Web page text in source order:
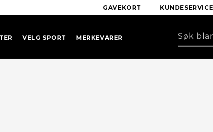
GAVEKORT KUNDESERVICE
VELG SPORT MERKEVARER